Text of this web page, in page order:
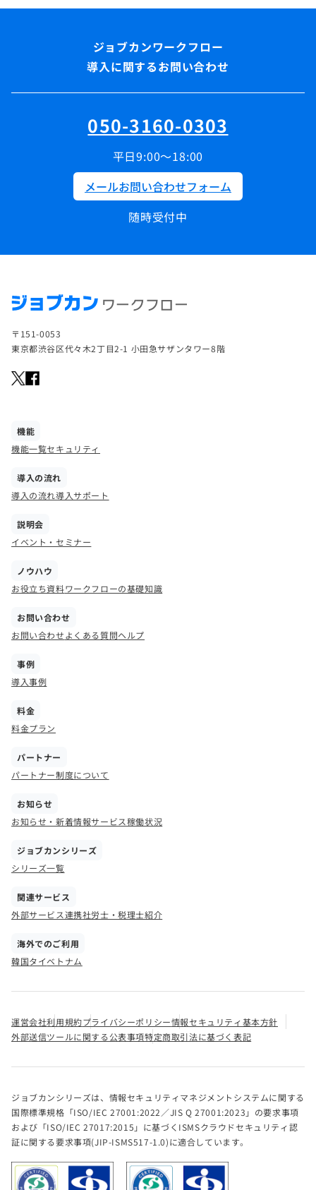
導入に関するお問い合わせ
050-3160-0303
平日9:00～18:00
メールお問い合わせフォーム
随時受付中
〒151-0053
東京都渋谷区代々木2丁目2-1 小田急サザンタワー8階
機能
機能一覧セキュリティ
導入の流れ
導入の流れ導入サポート
説明会
イベント・セミナー
ノウハウ
お役立ち資料ワークフローの基礎知識
お問い合わせ
お問い合わせよくある質問ヘルプ
事例
導入事例
料金
料金プラン
パートナー
パートナー制度について
お知らせ
お知らせ・新着情報サービス稼働状況
ジョブカンシリーズ
シリーズ一覧
関連サービス
外部サービス連携社労士・税理士紹介
海外でのご利用
韓国タイベトナム
運営会社利用規約プライバシーポリシー情報セキュリティ基本方針
外部送信ツールに関する公表事項特定商取引法に基づく表記
ジョブカンシリーズは、情報セキュリティマネジメントシステムに関する
国際標準規格「ISO/IEC 27001:2022／JIS Q 27001:2023」の要求事項
および「ISO/IEC 27017:2015」に基づくISMSクラウドセキュリティ認
証に関する要求事項(JIP-ISMS517-1.0)に適合しています。